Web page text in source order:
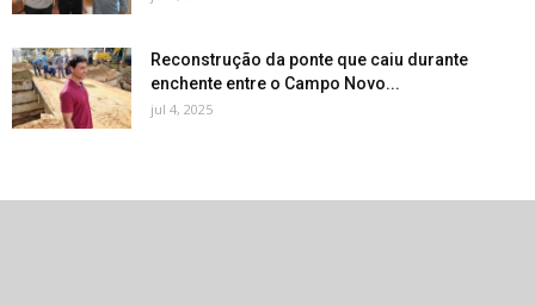
Reconstrução da ponte que caiu durante
enchente entre o Campo Novo...
jul 4, 2025